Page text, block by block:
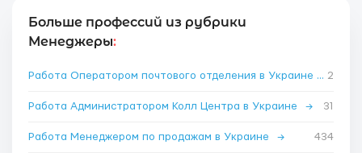
Больше профессий из рубрики
Менеджеры:
Работа Оператором почтового отделения в Украине→2
Работа Администратором Колл Центра в Украине → 31
Работа Менеджером по продажам в Украине → 434